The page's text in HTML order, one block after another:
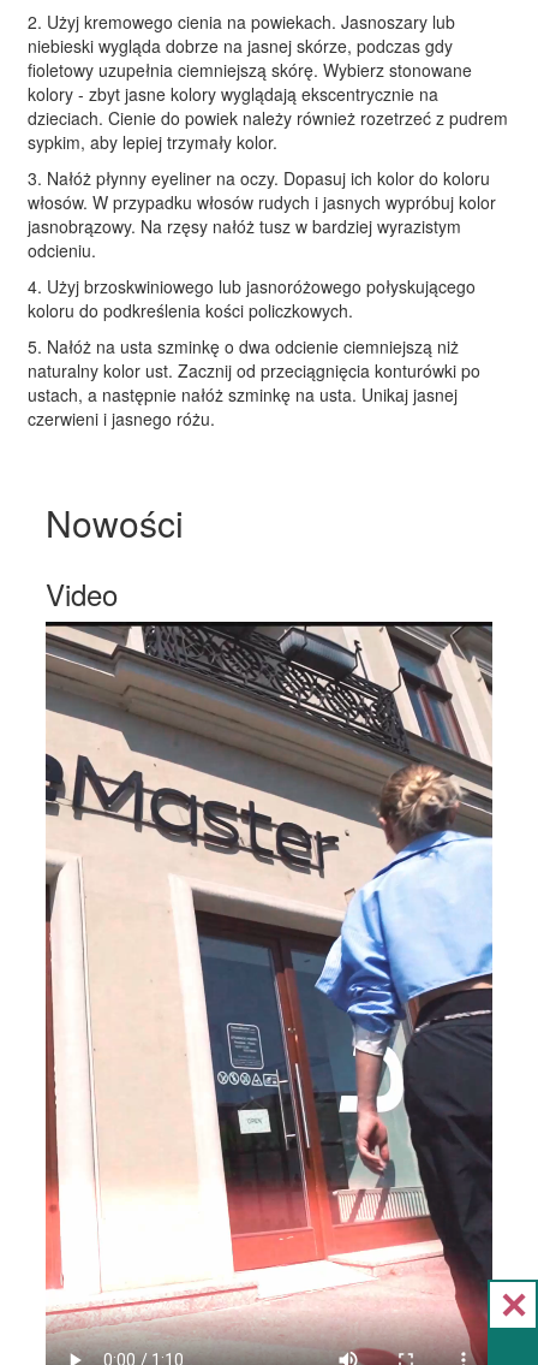
2. Użyj kremowego cienia na powiekach. Jasnoszary lub
niebieski wygląda dobrze na jasnej skórze, podczas gdy
fioletowy uzupełnia ciemniejszą skórę. Wybierz stonowane
kolory - zbyt jasne kolory wyglądają ekscentrycznie na
dzieciach. Cienie do powiek należy również rozetrzeć z pudrem
sypkim, aby lepiej trzymały kolor.
3. Nałóż płynny eyeliner na oczy. Dopasuj ich kolor do koloru
włosów. W przypadku włosów rudych i jasnych wypróbuj kolor
jasnobrązowy. Na rzęsy nałóż tusz w bardziej wyrazistym
odcieniu.
4. Użyj brzoskwiniowego lub jasnoróżowego połyskującego
koloru do podkreślenia kości policzkowych.
5. Nałóż na usta szminkę o dwa odcienie ciemniejszą niż
naturalny kolor ust. Zacznij od przeciągnięcia konturówki po
ustach, a następnie nałóż szminkę na usta. Unikaj jasnej
czerwieni i jasnego różu.
Nowości
Video